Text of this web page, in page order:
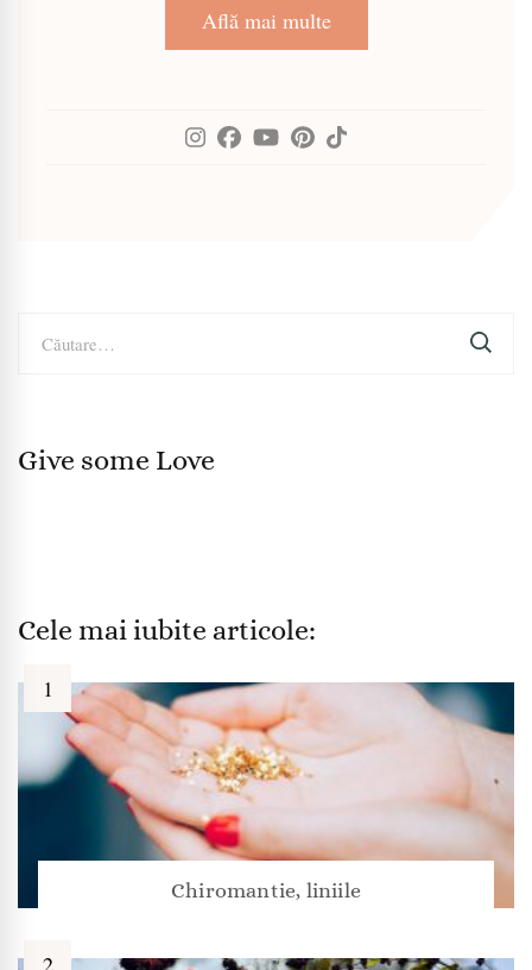
Află mai multe
după:
Give some Love
Cele mai iubite articole:
Chiromantie, liniile